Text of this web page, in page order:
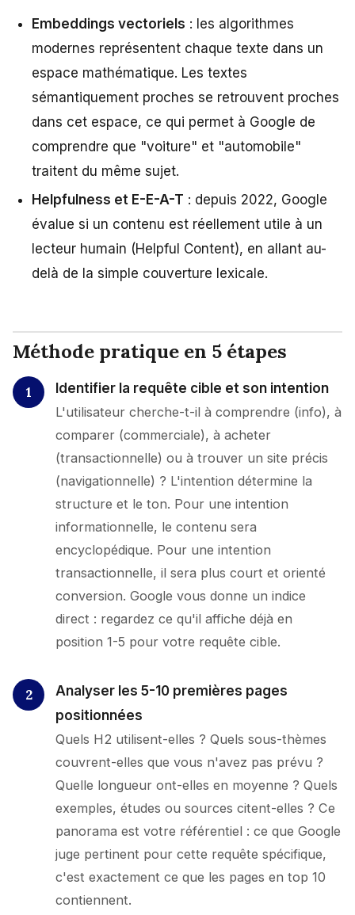
Embeddings vectoriels : les algorithmes
modernes représentent chaque texte dans un
espace mathématique. Les textes
sémantiquement proches se retrouvent proches
dans cet espace, ce qui permet à Google de
comprendre que "voiture" et "automobile"
traitent du même sujet.
Helpfulness et E-E-A-T : depuis 2022, Google
évalue si un contenu est réellement utile à un
lecteur humain (Helpful Content), en allant au-
delà de la simple couverture lexicale.
Méthode pratique en 5 étapes
Identifier la requête cible et son intention
L'utilisateur cherche-t-il à comprendre (info), à
comparer (commerciale), à acheter
(transactionnelle) ou à trouver un site précis
(navigationnelle) ? L'intention détermine la
structure et le ton. Pour une intention
informationnelle, le contenu sera
encyclopédique. Pour une intention
transactionnelle, il sera plus court et orienté
conversion. Google vous donne un indice
direct : regardez ce qu'il affiche déjà en
position 1-5 pour votre requête cible.
Analyser les 5-10 premières pages
positionnées
Quels H2 utilisent-elles ? Quels sous-thèmes
couvrent-elles que vous n'avez pas prévu ?
Quelle longueur ont-elles en moyenne ? Quels
exemples, études ou sources citent-elles ? Ce
panorama est votre référentiel : ce que Google
juge pertinent pour cette requête spécifique,
c'est exactement ce que les pages en top 10
contiennent.